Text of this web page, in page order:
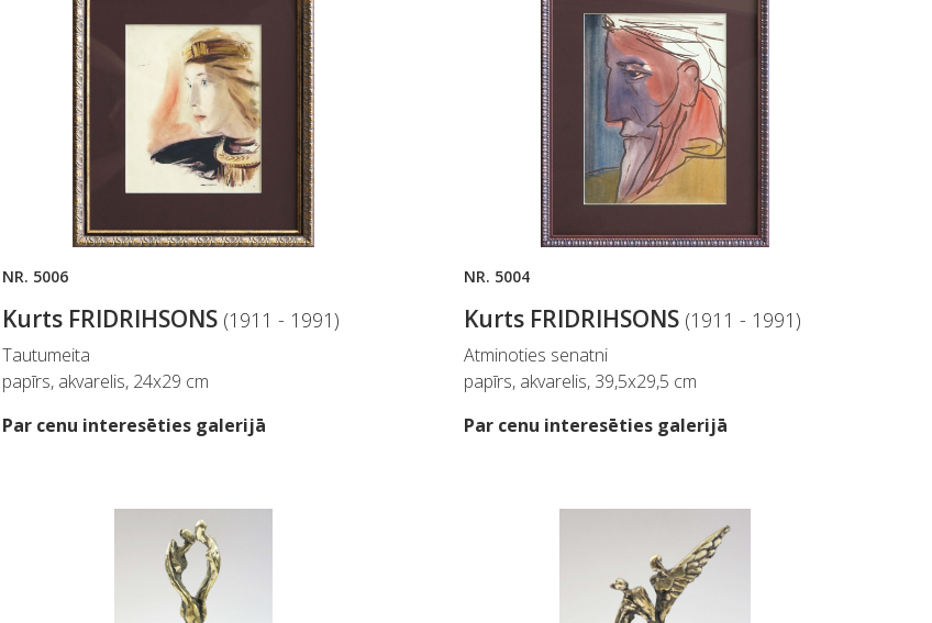
NR. 5006
Kurts FRIDRIHSONS (1911 - 1991)
Tautumeita
papīrs, akvarelis, 24x29 cm
Par cenu interesēties galerijā
NR. 5004
Kurts FRIDRIHSONS (1911 - 1991)
Atminoties senatni
papīrs, akvarelis, 39,5x29,5 cm
Par cenu interesēties galerijā